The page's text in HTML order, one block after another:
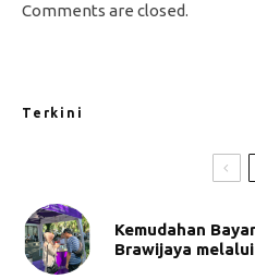
Comments are closed.
Terkini
Kemudahan
Brawijaya